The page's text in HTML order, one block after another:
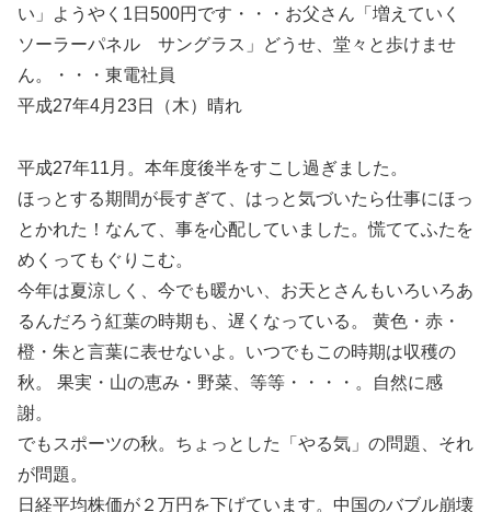
い」ようやく1日500円です・・・お父さん「増えていく
ソーラーパネル サングラス」どうせ、堂々と歩けませ
ん。・・・東電社員
平成27年4月23日（木）晴れ
平成27年11月。本年度後半をすこし過ぎました。
ほっとする期間が長すぎて、はっと気づいたら仕事にほっ
とかれた！なんて、事を心配していました。慌ててふたを
めくってもぐりこむ。
今年は夏涼しく、今でも暖かい、お天とさんもいろいろあ
るんだろう紅葉の時期も、遅くなっている。 黄色・赤・
橙・朱と言葉に表せないよ。いつでもこの時期は収穫の
秋。 果実・山の恵み・野菜、等等・・・・。自然に感
謝。
でもスポーツの秋。ちょっとした「やる気」の問題、それ
が問題。
日経平均株価が２万円を下げています。中国のバブル崩壊